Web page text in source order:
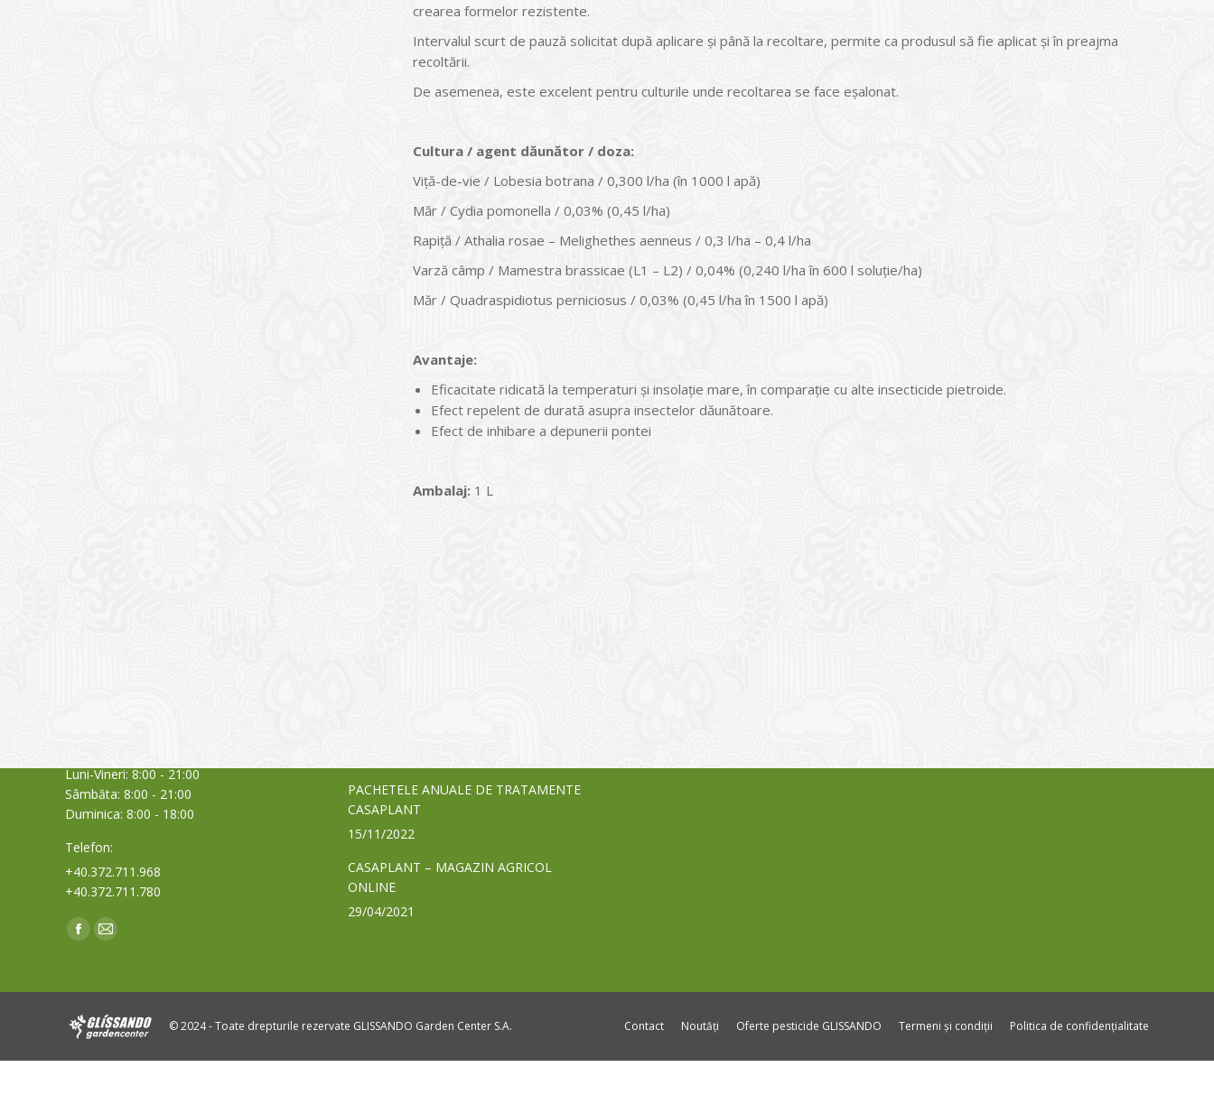
crearea formelor rezistente.
Intervalul scurt de pauză solicitat după aplicare și până la recoltare, permite ca produsul să fie aplicat și în preajma
recoltării.
De asemenea, este excelent pentru culturile unde recoltarea se face eșalonat.
Cultura / agent dăunător / doza:
Viță-de-vie / Lobesia botrana / 0,300 l/ha (în 1000 l apă)
Măr / Cydia pomonella / 0,03% (0,45 l/ha)
Rapiță / Athalia rosae – Melighethes aenneus / 0,3 l/ha – 0,4 l/ha
Varză câmp / Mamestra brassicae (L1 – L2) / 0,04% (0,240 l/ha în 600 l soluție/ha)
Măr / Quadraspidiotus perniciosus / 0,03% (0,45 l/ha în 1500 l apă)
Avantaje:
Eficacitate ridicată la temperaturi și insolație mare, în comparație cu alte insecticide pietroide.
Efect repelent de durată asupra insectelor dăunătoare.
Efect de inhibare a depunerii pontei
Ambalaj: 1 L
Luni-Vineri: 8:00 - 21:00
Sâmbăta: 8:00 - 21:00
Duminica: 8:00 - 18:00
Telefon:
+40.372.711.968
+40.372.711.780
Find us on:
Facebook
new
Mail
new
PACHETELE ANUALE DE TRATAMENTE
CASAPLANT
15/11/2022
CASAPLANT – MAGAZIN AGRICOL
ONLINE
29/04/2021
© 2024 - Toate drepturile rezervate GLISSANDO Garden Center S.A. Contact Noutăți Oferte pesticide GLISSANDO Termeni și condiții Politica de confidențialitate